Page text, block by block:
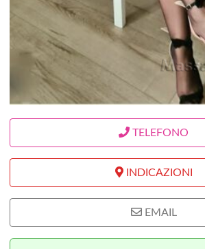
TELEFONO
INDICAZIONI
EMAIL